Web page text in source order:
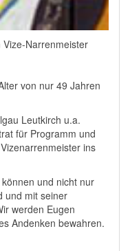
Narrenmeister
von nur 49 Jahren
Leutkirch u.a.
für Programm und
ins
und nicht nur
und mit seiner
werden Eugen
Andenken bewahren.